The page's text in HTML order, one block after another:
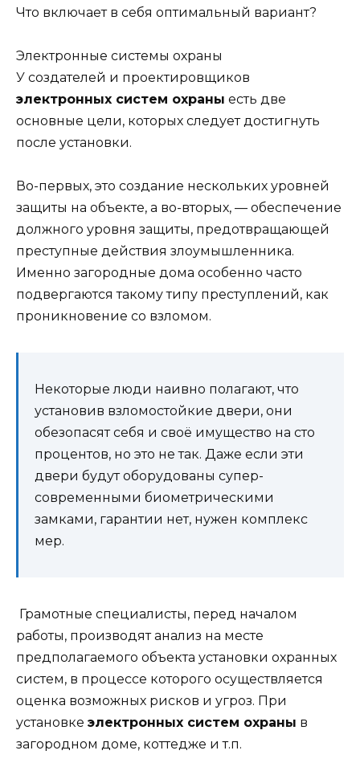
Что включает в себя оптимальный вариант?
Электронные системы охраны
У создателей и проектировщиков
электронных систем охраны есть две
основные цели, которых следует достигнуть
после установки.
Во-первых, это создание нескольких уровней
защиты на объекте, а во-вторых, — обеспечение
должного уровня защиты, предотвращающей
преступные действия злоумышленника.
Именно загородные дома особенно часто
подвергаются такому типу преступлений, как
проникновение со взломом.
Некоторые люди наивно полагают, что
установив взломостойкие двери, они
обезопасят себя и своё имущество на сто
процентов, но это не так. Даже если эти
двери будут оборудованы супер-
современными биометрическими
замками, гарантии нет, нужен комплекс
мер.
Грамотные специалисты, перед началом
работы, производят анализ на месте
предполагаемого объекта установки охранных
систем, в процессе которого осуществляется
оценка возможных рисков и угроз. При
установке электронных систем охраны в
загородном доме, коттедже и т.п.